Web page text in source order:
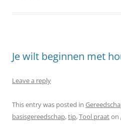
Je wilt beginnen met
Leave a reply
This entry was posted in
basisgereedschap,tip,Tool praaton